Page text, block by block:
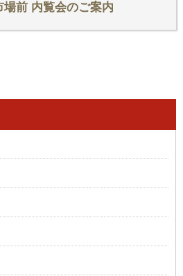
場前 内覧会のご案内